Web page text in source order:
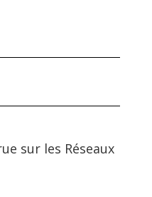
sur les Réseaux